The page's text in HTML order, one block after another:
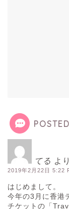
てる よ
2019年2月22日 5:22
はじめまして。
今年の3月に香港
チケットの「